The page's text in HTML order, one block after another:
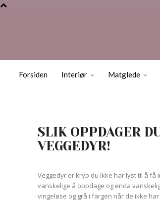
Forsiden Interiør Matglede
SLIK OPPDAGER
VEGGEDYR!
Veggedyr er kryp du ikke har lyst til å få
vanskelige å oppdage og enda
vingeløse og grå i fargen når de ikke